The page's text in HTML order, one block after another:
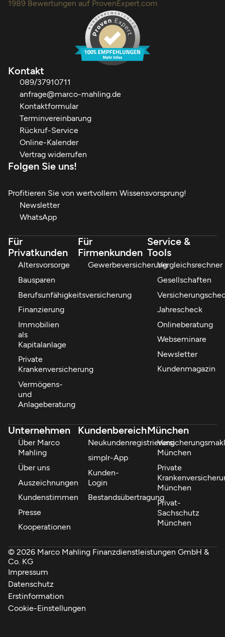
Finanzdienstleistungen Marco Mahling GmbH &Co.KG
1989 Bewertungen auf ProvenExpert.com
Kontakt
089/37910711
anfrage@marco-mahling.de
Kontaktformular
Terminvereinbarung
Rückruf-Service
Online-Kalender
Vertrag widerrufen
Folgen Sie uns!
Profitieren Sie von wertvollem Wissensvorsprung!
Newsletter
WhatsApp
Für
Privatkunden
Altersvorsorge
Bausparen
Berufsunfähigkeitsversicherung
Finanzierung
Immobilien
als
Kapitalanlage
Private
Krankenversicherung
Vermögens-
und
Anlageberatung
Für
Firmenkunden
Gewerbeversicherung
Service &
Tools
Vergleichsrechner
Gesellschaften
Jahrescheck
Onlineberatung
Webseminare
Newsletter
Kundenmagazin
Unternehmen
Über Marco
Mahling
Über uns
Auszeichnungen
Kundenstimmen
Presse
Kooperationen
Kundenbereich
Neukundenregistrierung
simplr-App
Kunden-
Login
Bestandsübertragung
München
München
Private
München
Privat-
Sachschutz
München
© 2026 Marco Mahling Finanzdienstleistungen GmbH &
Co. KG
Impressum
Datenschutz
Erstinformation
Cookie-Einstellungen